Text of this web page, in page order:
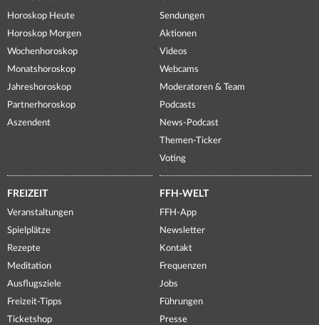
Horoskop Heute
Horoskop Morgen
Wochenhoroskop
Monatshoroskop
Jahreshoroskop
Partnerhoroskop
Aszendent
Sendungen
Aktionen
Videos
Webcams
Moderatoren & Team
Podcasts
News-Podcast
Themen-Ticker
Voting
FREIZEIT
Veranstaltungen
Spielplätze
Rezepte
Meditation
Ausflugsziele
Freizeit-Tipps
Ticketshop
FFH-WELT
FFH-App
Newsletter
Kontakt
Frequenzen
Jobs
Führungen
Presse